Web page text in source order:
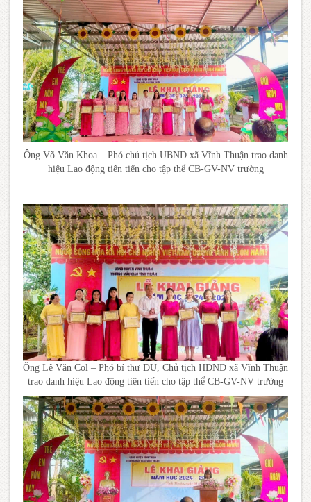
Ông Võ Văn Khoa – Phó chủ tịch UBND xã Vĩnh Thuận trao danh
hiệu Lao động tiên tiến cho tập thể CB-GV-NV trường
Ông Lê Văn Col – Phó bí thư ĐU, Chủ tịch HĐND xã Vĩnh Thuận
trao danh hiệu Lao động tiên tiến cho tập thể CB-GV-NV trường